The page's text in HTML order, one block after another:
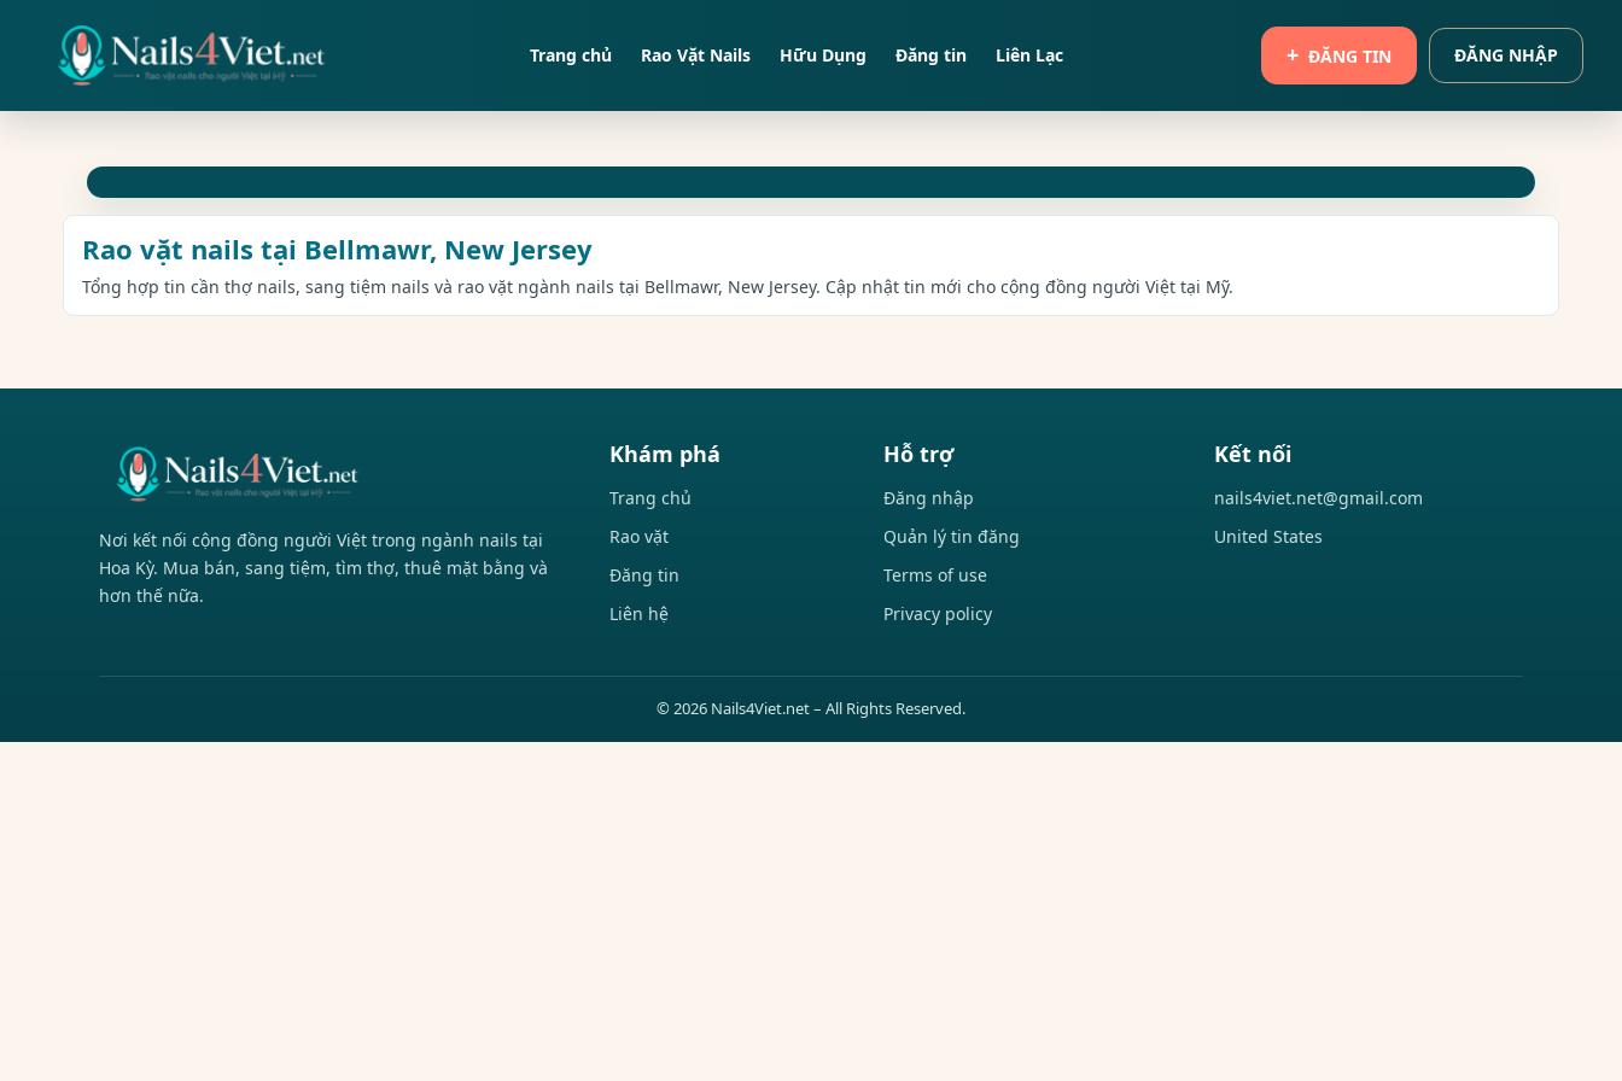
Trang chủ Rao Vặt Nails Hữu Dụng Đăng tin Liên Lạc ĐĂNG TIN ĐĂNG NHẬP
Rao vặt nails tại Bellmawr, New Jersey
Tổng hợp tin cần thợ nails, sang tiệm nails và rao vặt ngành nails tại Bellmawr, New Jersey. Cập nhật tin mới cho cộng đồng người Việt tại Mỹ.
Nơi kết nối cộng đồng người Việt trong ngành nails tại
Hoa Kỳ. Mua bán, sang tiệm, tìm thợ, thuê mặt bằng và
hơn thế nữa.
Khám phá
Trang chủ
Rao vặt
Đăng tin
Liên hệ
Hỗ trợ
Đăng nhập
Quản lý tin đăng
Terms of use
Privacy policy
Kết nối
nails4viet.net@gmail.com
United States
© 2026 Nails4Viet.net – All Rights Reserved.